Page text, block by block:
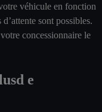
véhicule en fonction
sont possibles.
concessionnaire le
e